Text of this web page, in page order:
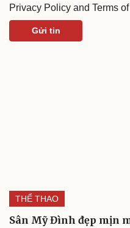
Privacy Policy and Terms
Gửi tin
THỂ THAO
Sân Mỹ Đình đẹp mịn